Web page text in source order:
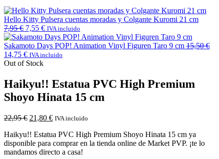
Hello Kitty Pulsera cuentas moradas y Colgante Kuromi 21 cm
7,95€ 7,55 € IVA incluido
Sakamoto Days POP! Animation Vinyl Figuren Taro 9 cm 15,50€
14,75 € IVA incluido
Out of Stock
Haikyu!! Estatua PVC High Premium
Shoyo Hinata 15 cm
22,95€ 21,80 € IVA incluido
Haikyu!! Estatua PVC High Premium Shoyo Hinata 15 cm ya
disponible para comprar en la tienda online de Market PVP. ¡te lo
mandamos directo a casa!